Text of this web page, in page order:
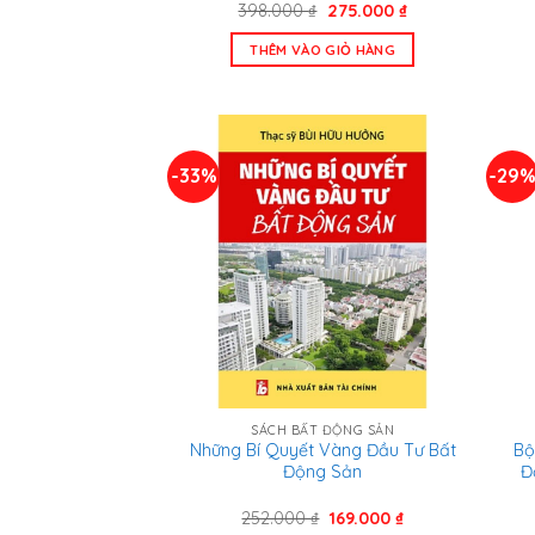
398.000₫ Giá
là:
398.000 ₫.
275.000 ₫Giá
THÊM VÀO GIỎ HÀNG
-33%
SÁCH BẤT ĐỘNG SẢN
Những Bí Quyết Vàng Đầu Tư Bất
Động Sản
252.000₫ Giá
169.000 ₫Giá
-29%